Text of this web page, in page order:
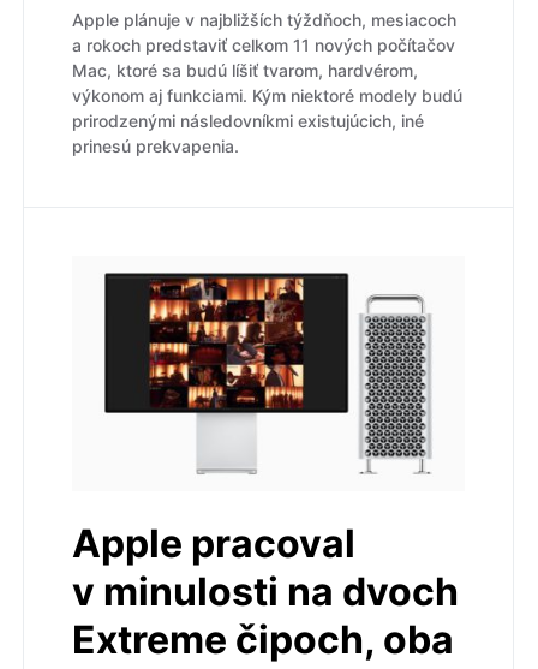
Apple plánuje v najbližších týždňoch, mesiacoch
a rokoch predstaviť celkom 11 nových počítačov
Mac, ktoré sa budú líšiť tvarom, hardvérom,
výkonom aj funkciami. Kým niektoré modely budú
prirodzenými následovníkmi existujúcich, iné
prinesú prekvapenia.
Apple pracoval
v minulosti na dvoch
Extreme čipoch, oba